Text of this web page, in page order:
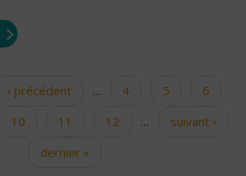
‹ précédent … 4 5
6
10 11 12 …
suivant ›
dernier »